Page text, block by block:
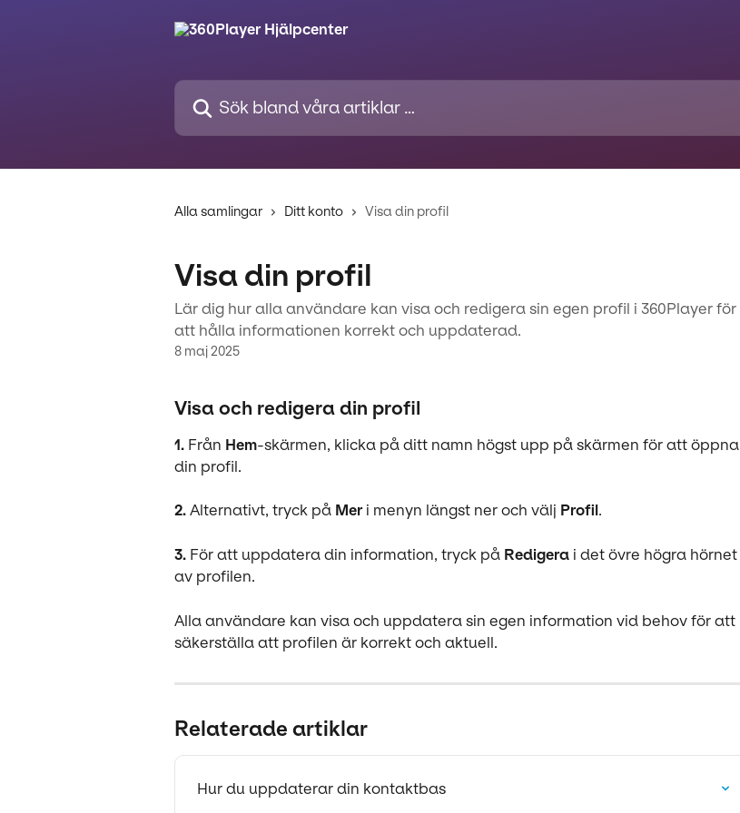
Sök bland våra artiklar …
Alla samlingar Ditt konto Visa din profil
Visa din profil
Lär dig hur alla användare kan visa och redigera sin egen profil i 360Player för
att hålla informationen korrekt och uppdaterad.
8 maj 2025
Visa och redigera din profil
1. Från Hem-skärmen, klicka på ditt namn högst upp på skärmen för att öppna
din profil.
2. Alternativt, tryck på Mer i menyn längst ner och välj Profil.
3. För att uppdatera din information, tryck på Redigera i det övre högra hörnet
av profilen.
Alla användare kan visa och uppdatera sin egen information vid behov för att
säkerställa att profilen är korrekt och aktuell.
Relaterade artiklar
Hur du uppdaterar din kontaktbas